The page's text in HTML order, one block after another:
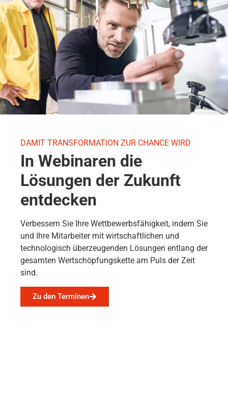
DAMIT TRANSFORMATION ZUR CHANCE WIRD
In Webinaren die
Lösungen der Zukunft
entdecken
Verbessern Sie Ihre Wettbewerbsfähigkeit, indem Sie
und Ihre Mitarbeiter mit wirtschaftlichen und
technologisch überzeugenden Lösungen entlang der
gesamten Wertschöpfungskette am Puls der Zeit
sind.
Zu den Terminen